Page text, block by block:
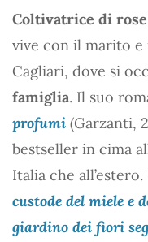
Coltivatrice di rose
vive con il marito
Cagliari, dove si
famiglia. Il suo
profumi (Garzanti,
bestseller in cima
Italia che
custode del miele e
giardino dei fiori